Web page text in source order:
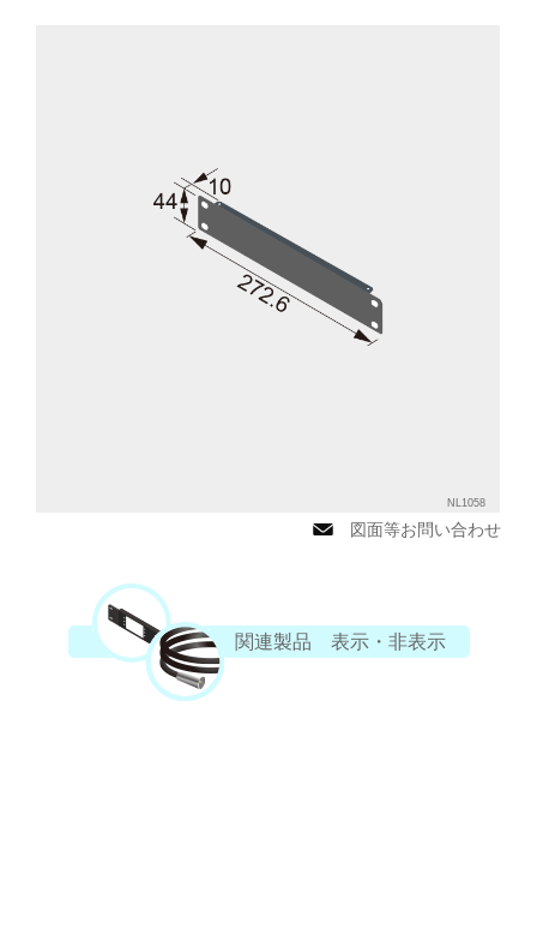
NL1058
図面等お問い合わせ
関連製品 表示・非表示